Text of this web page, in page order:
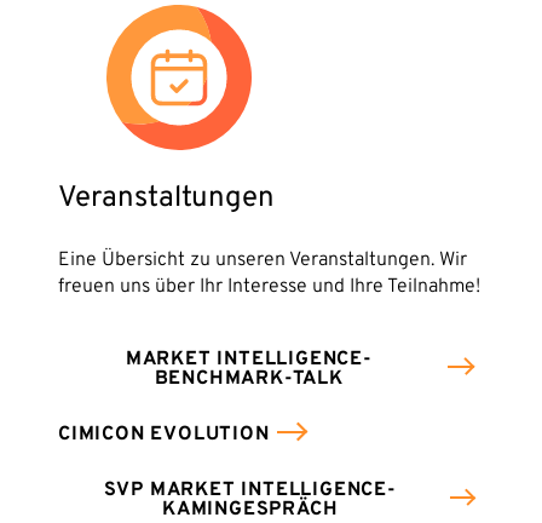
Veranstaltungen
Eine Übersicht zu unseren Veranstaltungen. Wir
freuen uns über Ihr Interesse und Ihre Teilnahme!
MARKET INTELLIGENCE-
BENCHMARK-TALK
CIMICON EVOLUTION
SVP MARKET INTELLIGENCE-
KAMINGESPRÄCH
Telefon*